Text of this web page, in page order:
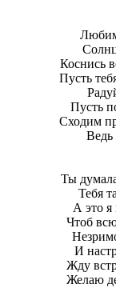
Коснись
Пусть
Пусть
Сходим
Ведь
Ты
Тебя
А это
Чтоб
И
Жду
Желаю